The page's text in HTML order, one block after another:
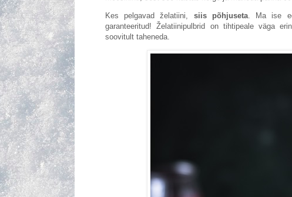
Kes pelgavad želatiini, siis põhjuseta. Ma ise
garanteeritud! Želatiinipulbrid on tihtipeale väga
soovitult taheneda.